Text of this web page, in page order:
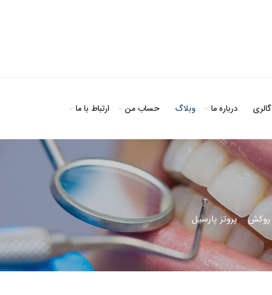
گالری درباره ما وبلاگ حساب من ارتباط با ما
روکش>پروتز پارسیل